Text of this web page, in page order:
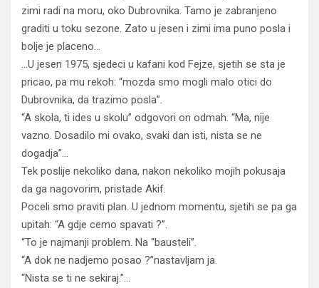
zimi radi na moru, oko Dubrovnika. Tamo je zabranjeno
graditi u toku sezone. Zato u jesen i zimi ima puno posla i
bolje je placeno…
…U jesen 1975, sjedeci u kafani kod Fejze, sjetih se sta je
pricao, pa mu rekoh: “mozda smo mogli malo otici do
Dubrovnika, da trazimo posla”.
“A skola, ti ides u skolu” odgovori on odmah. “Ma, nije
vazno. Dosadilo mi ovako, svaki dan isti, nista se ne
dogadja”…
Tek poslije nekoliko dana, nakon nekoliko mojih pokusaja
da ga nagovorim, pristade Akif.
Poceli smo praviti plan. U jednom momentu, sjetih se pa ga
upitah: “A gdje cemo spavati ?”.
“To je najmanji problem. Na “bausteli”.
“A dok ne nadjemo posao ?”nastavljam ja.
“Nista se ti ne sekiraj.”…